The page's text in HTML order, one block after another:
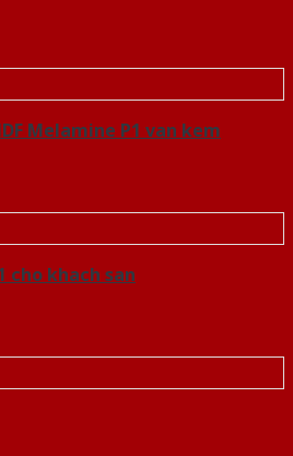
Melamine P1 van kem
cho khach san